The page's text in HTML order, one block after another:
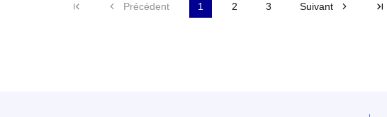
Première page
Précédent 1 2 3 Suivant
- nouvelle fenêtre
email - nouvelle fenêtre